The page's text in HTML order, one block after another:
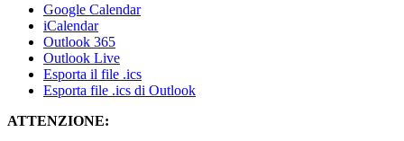
Google Calendar
iCalendar
Outlook 365
Outlook Live
Esporta il file .ics
Esporta file .ics di Outlook
ATTENZIONE: